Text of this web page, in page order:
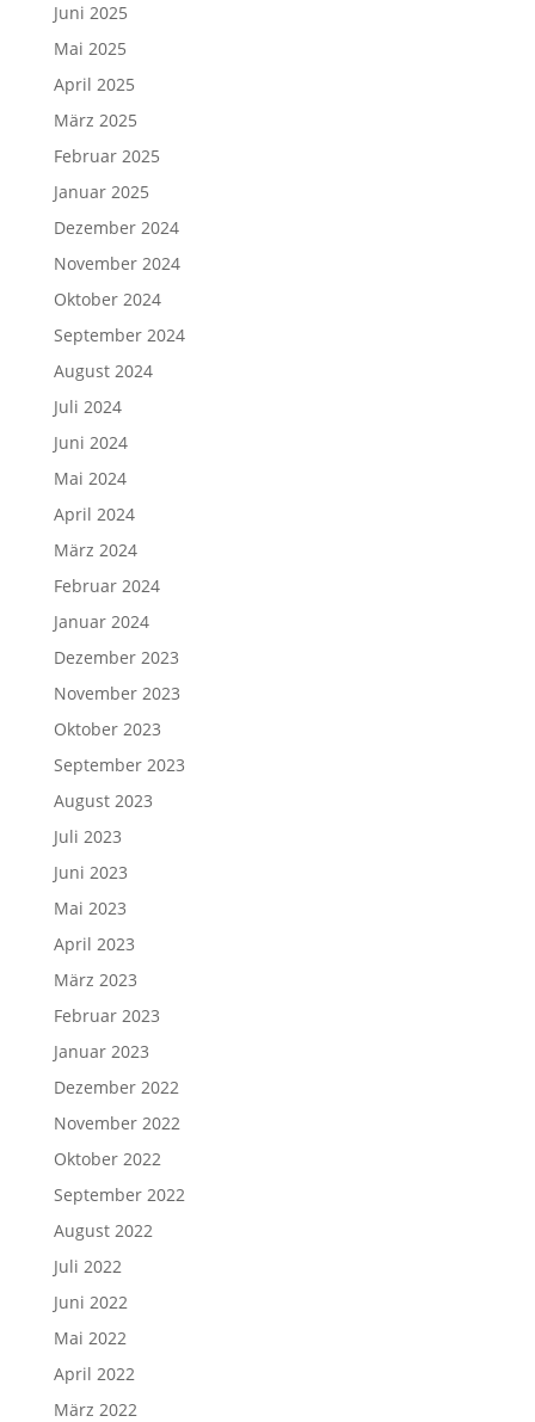
Juni 2025
Mai 2025
April 2025
März 2025
Februar 2025
Januar 2025
Dezember 2024
November 2024
Oktober 2024
September 2024
August 2024
Juli 2024
Juni 2024
Mai 2024
April 2024
März 2024
Februar 2024
Januar 2024
Dezember 2023
November 2023
Oktober 2023
September 2023
August 2023
Juli 2023
Juni 2023
Mai 2023
April 2023
März 2023
Februar 2023
Januar 2023
Dezember 2022
November 2022
Oktober 2022
September 2022
August 2022
Juli 2022
Juni 2022
Mai 2022
April 2022
März 2022